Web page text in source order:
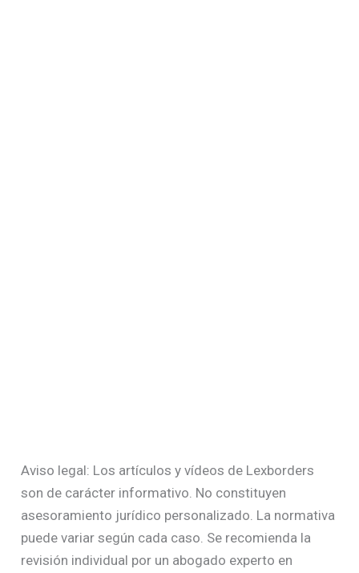
Aviso legal: Los artículos y vídeos de Lexborders
son de carácter informativo. No constituyen
asesoramiento jurídico personalizado. La normativa
puede variar según cada caso. Se recomienda la
revisión individual por un abogado experto en